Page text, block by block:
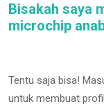
Bisakah saya
microchip
Tentu saja bisa!
untuk membuat